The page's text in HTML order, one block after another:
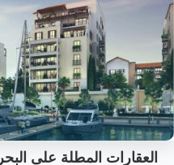
العقارات المطلة على البحر